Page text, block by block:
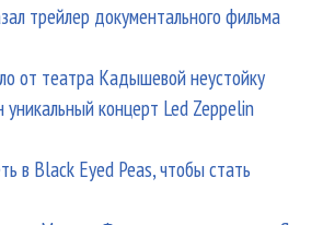
трейлер документального фильма
от театра Кадышевой неустойку
концерт Led Zeppelin
в Black Eyed Peas, чтобы стать